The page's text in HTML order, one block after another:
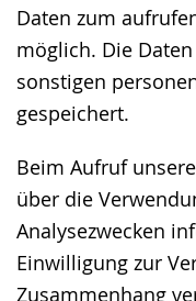
Daten zum
möglich. Die
sonstigen
gespeichert.
Beim Aufruf
über die
Analysezwecken
Einwilligung zur
Zusammenhang